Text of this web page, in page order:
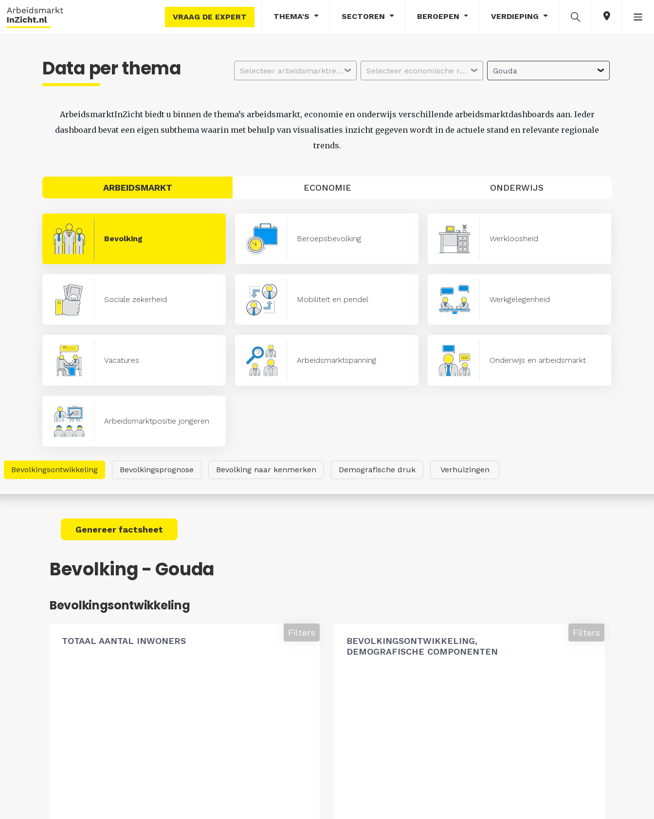
VRAAG DE EXPERT THEMA'S SECTOREN BEROEPEN VERDIEPING
Data per thema Selecteer arbeidsmarktregio Selecteer economische regio Gouda
ArbeidsmarktInZicht biedt u binnen de thema’s arbeidsmarkt, economie en onderwijs verschillende arbeidsmarktdashboards aan. Ieder
dashboard bevat een eigen subthema waarin met behulp van visualisaties inzicht gegeven wordt in de actuele stand en relevante regionale
trends.
ARBEIDSMARKT ECONOMIE ONDERWIJS
Bevolking Beroepsbevolking Werkloosheid
Sociale zekerheid Mobiliteit en pendel Werkgelegenheid
Vacatures Arbeidsmarktspanning Onderwijs en arbeidsmarkt
Arbeidsmarktpositie jongeren
Bevolkingsontwikkeling Bevolkingsprognose Bevolking naar kenmerken Demografische druk Verhuizingen
Genereer factsheet
Bevolking - Gouda
Bevolkingsontwikkeling
TOTAAL AANTAL INWONERS
Filters
BEVOLKINGSONTWIKKELING,
DEMOGRAFISCHE COMPONENTEN
Filters